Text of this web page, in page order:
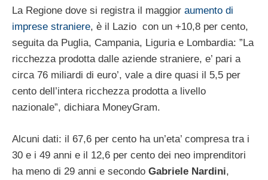
La Regione dove si registra il maggior aumento di
imprese straniere, è il Lazio con un +10,8 per cento,
seguita da Puglia, Campania, Liguria e Lombardia: ”La
ricchezza prodotta dalle aziende straniere, e’ pari a
circa 76 miliardi di euro’, vale a dire quasi il 5,5 per
cento dell’intera ricchezza prodotta a livello
nazionale”, dichiara MoneyGram.
Alcuni dati: il 67,6 per cento ha un’eta’ compresa tra i
30 e i 49 anni e il 12,6 per cento dei neo imprenditori
ha meno di 29 anni e secondo Gabriele Nardini,